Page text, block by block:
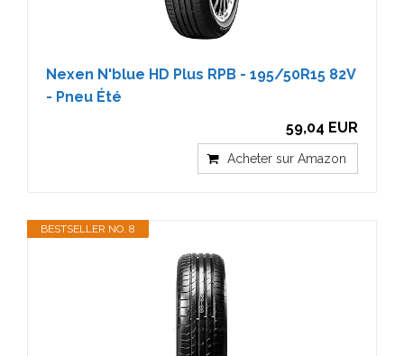
Nexen N'blue HD Plus RPB - 195/50R15 82V
- Pneu Été
59,04 EUR
Acheter sur Amazon
BESTSELLER NO. 8